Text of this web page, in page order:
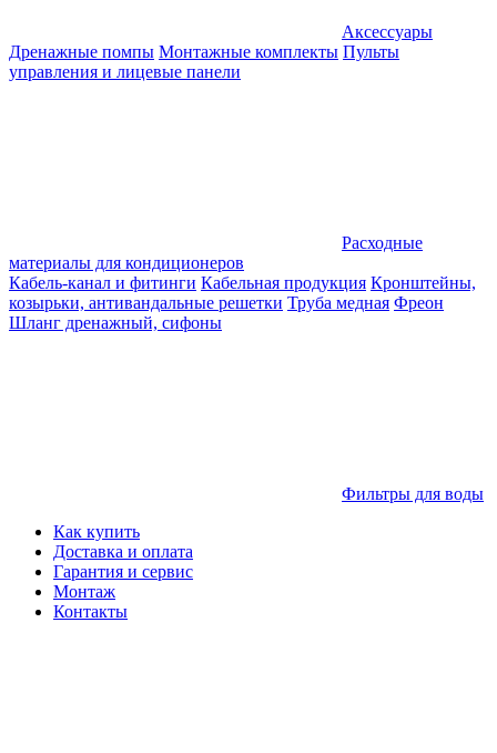
Аксессуары
Дренажные помпы Монтажные комплекты Пульты
управления и лицевые панели
Расходные
материалы для кондиционеров
Кабель-канал и фитинги Кабельная продукция Кронштейны,
козырьки, антивандальные решетки Труба медная Фреон
Шланг дренажный, сифоны
Фильтры для воды
Как купить
Доставка и оплата
Гарантия и сервис
Монтаж
Контакты